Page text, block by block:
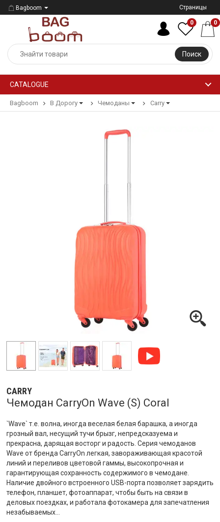
Bagboom Страницы
Поиск
0 0
CATALOGUE
Bagboom В Дорогу Чемоданы Carry
CARRY
Чемодан CarryOn Wave (S) Coral
`Wave` т.е. волна, иногда веселая белая барашка, а иногда
грозный вал, несущий тучи брызг, непредсказуема и
прекрасна, дарящая восторг и радость. Серия чемоданов
Wave от бренда CarryOn легкая, завораживающая красотой
линий и переливов цветовой гаммы, высокопрочная и
гарантирующая сохранность содержимого в чемодане.
Наличие двойного встроенного USB-порта позволяет зарядить
телефон, планшет, фотоаппарат, чтобы быть на связи в
деловых поездках, и работала фотокамера для запечатления
незабываемых...